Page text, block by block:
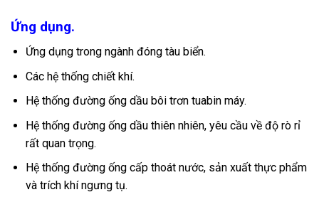
Ứng dụng.
Ứng dụng trong ngành đóng tàu biển.
Các hệ thống chiết khí.
Hệ thống đường ống dầu bôi trơn tuabin máy.
Hệ thống đường ống dầu thiên nhiên, yêu cầu về độ rò rỉ
rất quan trọng.
Hệ thống đường ống cấp thoát nước, sản xuất thực phẩm
và trích khí ngưng tụ.